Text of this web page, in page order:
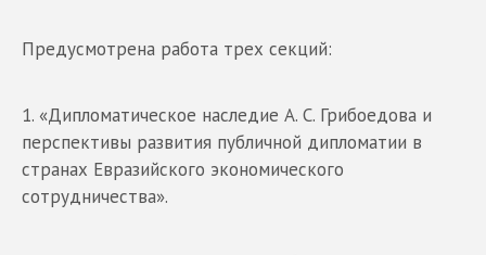
Предусмотрена работа трех секций:
1. «Дипломатическое наследие А. С. Грибоедова и
перспективы развития публичной дипломатии в
странах Евразийского экономического
сотрудничества».